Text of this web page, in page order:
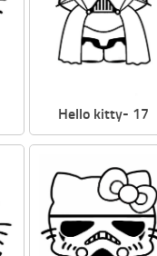
Hello kitty- 17